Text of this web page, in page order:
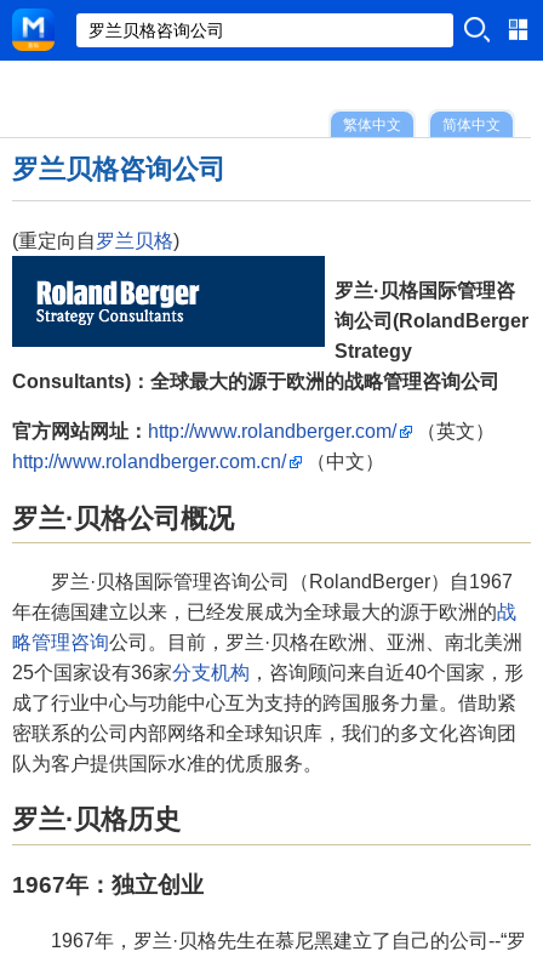
简体中文
繁体中文
罗兰贝格咨询公司
(重定向自罗兰贝格)
罗兰·贝格国际管理咨
询公司(RolandBerger
Strategy
Consultants)：全球最大的源于欧洲的战略管理咨询公司
官方网站网址： http://www.rolandberger.com/
（英文）
http://www.rolandberger.com.cn/
（中文）
罗兰·贝格公司概况
罗兰·贝格国际管理咨询公司（RolandBerger）自1967
年在德国建立以来，已经发展成为全球最大的源于欧洲的战
略管理咨询公司。目前，罗兰·贝格在欧洲、亚洲、南北美洲
25个国家设有36家分支机构 ，咨询顾问来自近40个国家，形
成了行业中心与功能中心互为支持的跨国服务力量。借助紧
密联系的公司内部网络和全球知识库，我们的多文化咨询团
队为客户提供国际水准的优质服务。
罗兰·贝格历史
1967年：独立创业
1967年，罗兰·贝格先生在慕尼黑建立了自己的公司--“罗